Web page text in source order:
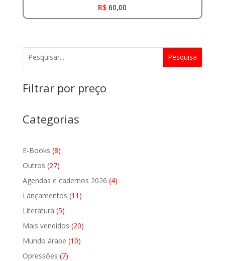
R$ 60,00
Pesquisa
Filtrar por preço
Categorias
E-Books 88
produtos
Outros 2727
produtos
Agendas e cadernos 2026 44
Lançamentos 11 11
Literatura 55
produtos
Mais vendidos 2020
Mundo árabe 1010
Opressões 77